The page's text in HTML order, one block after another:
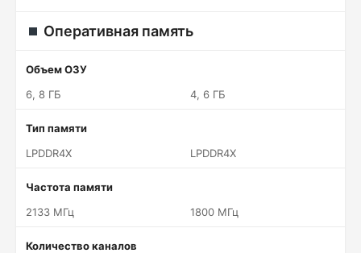
Оперативная память
Объем ОЗУ
6, 8 ГБ
4, 6 ГБ
Тип памяти
LPDDR4X
LPDDR4X
Частота памяти
2133 МГц
1800 МГц
Количество каналов